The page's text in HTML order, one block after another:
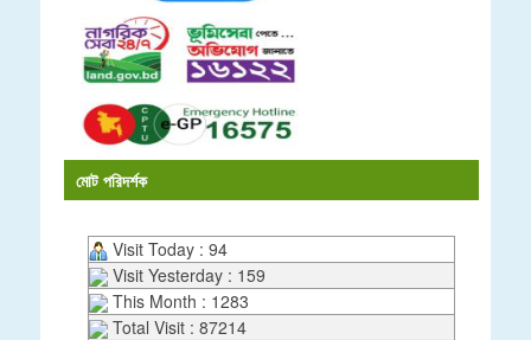
মোট পরিদর্শক
Visit Today : 94
Visit Yesterday : 159
This Month : 1283
Total Visit : 87214